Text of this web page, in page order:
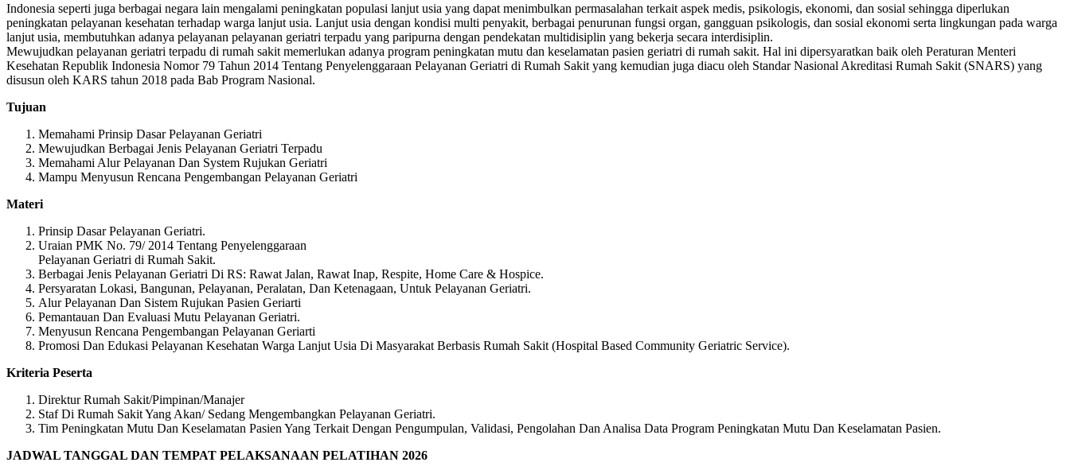
Indonesia seperti juga berbagai negara lain mengalami peningkatan populasi lanjut usia yang dapat menimbulkan permasalahan terkait aspek medis, psikologis, ekonomi, dan sosial sehingga diperlukan
peningkatan pelayanan kesehatan terhadap warga lanjut usia. Lanjut usia dengan kondisi multi penyakit, berbagai penurunan fungsi organ, gangguan psikologis, dan sosial ekonomi serta lingkungan pada warga
lanjut usia, membutuhkan adanya pelayanan pelayanan geriatri terpadu yang paripurna dengan pendekatan multidisiplin yang bekerja secara interdisiplin.
Mewujudkan pelayanan geriatri terpadu di rumah sakit memerlukan adanya program peningkatan mutu dan keselamatan pasien geriatri di rumah sakit. Hal ini dipersyaratkan baik oleh Peraturan Menteri
Kesehatan Republik Indonesia Nomor 79 Tahun 2014 Tentang Penyelenggaraan Pelayanan Geriatri di Rumah Sakit yang kemudian juga diacu oleh Standar Nasional Akreditasi Rumah Sakit (SNARS) yang
disusun oleh KARS tahun 2018 pada Bab Program Nasional.
Tujuan
Memahami Prinsip Dasar Pelayanan Geriatri
Mewujudkan Berbagai Jenis Pelayanan Geriatri Terpadu
Memahami Alur Pelayanan Dan System Rujukan Geriatri
Mampu Menyusun Rencana Pengembangan Pelayanan Geriatri
Materi
Prinsip Dasar Pelayanan Geriatri.
Uraian PMK No. 79/ 2014 Tentang Penyelenggaraan
Pelayanan Geriatri di Rumah Sakit.
Berbagai Jenis Pelayanan Geriatri Di RS: Rawat Jalan, Rawat Inap, Respite, Home Care & Hospice.
Persyaratan Lokasi, Bangunan, Pelayanan, Peralatan, Dan Ketenagaan, Untuk Pelayanan Geriatri.
Alur Pelayanan Dan Sistem Rujukan Pasien Geriarti
Pemantauan Dan Evaluasi Mutu Pelayanan Geriatri.
Menyusun Rencana Pengembangan Pelayanan Geriarti
Promosi Dan Edukasi Pelayanan Kesehatan Warga Lanjut Usia Di Masyarakat Berbasis Rumah Sakit (Hospital Based Community Geriatric Service).
Kriteria Peserta
Direktur Rumah Sakit/Pimpinan/Manajer
Staf Di Rumah Sakit Yang Akan/ Sedang Mengembangkan Pelayanan Geriatri.
Tim Peningkatan Mutu Dan Keselamatan Pasien Yang Terkait Dengan Pengumpulan, Validasi, Pengolahan Dan Analisa Data Program Peningkatan Mutu Dan Keselamatan Pasien.
JADWAL TANGGAL DAN TEMPAT PELAKSANAAN PELATIHAN 2026